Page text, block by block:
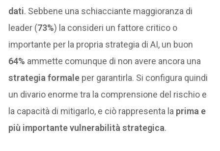
dati. Sebbene una schiacciante maggioranza di
leader (73%) la consideri un fattore critico o
importante per la propria strategia di AI, un buon
64% ammette comunque di non avere ancora una
strategia formale per garantirla. Si configura quindi
un divario enorme tra la comprensione del rischio e
la capacità di mitigarlo, e ciò rappresenta la prima e
più importante vulnerabilità strategica.